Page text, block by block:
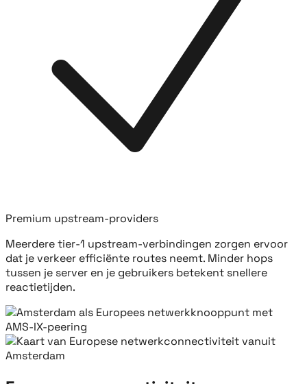
Premium upstream-providers
Meerdere tier-1 upstream-verbindingen zorgen ervoor
dat je verkeer efficiënte routes neemt. Minder hops
tussen je server en je gebruikers betekent snellere
reactietijden.